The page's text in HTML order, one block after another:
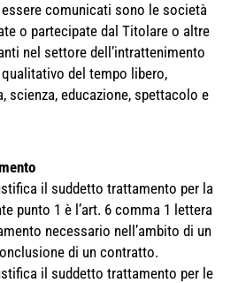
comunicati sono le società
o partecipate dal Titolare o altre
nel settore dell’intrattenimento
del tempo libero,
scienza, educazione, spettacolo e
il suddetto trattamento per la
punto 1 è l’art. 6 comma 1 lettera
necessario nell’ambito di un
di un contratto.
il suddetto trattamento per le